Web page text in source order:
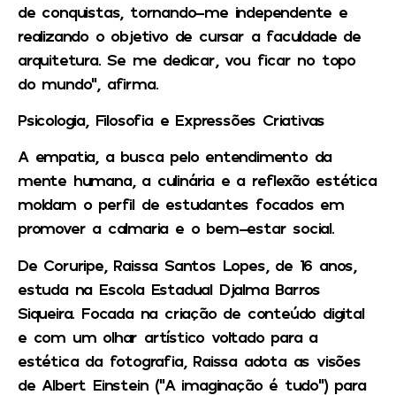
de conquistas, tornando-me independente e
realizando o objetivo de cursar a faculdade de
arquitetura. Se me dedicar, vou ficar no topo
do mundo”, afirma.
Psicologia, Filosofia e Expressões Criativas
A empatia, a busca pelo entendimento da
mente humana, a culinária e a reflexão estética
moldam o perfil de estudantes focados em
promover a calmaria e o bem-estar social.
De Coruripe, Raissa Santos Lopes, de 16 anos,
estuda na Escola Estadual Djalma Barros
Siqueira. Focada na criação de conteúdo digital
e com um olhar artístico voltado para a
estética da fotografia, Raissa adota as visões
de Albert Einstein (“A imaginação é tudo”) para